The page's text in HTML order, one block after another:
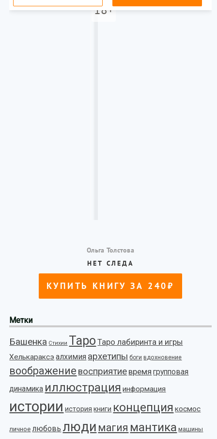
Метки
Башенка Стихии Таро Таро лабиринта и игры
Хелькараксэ алхимия архетипы боги вдохновение
воображение восприятие время групповая
динамика иллюстрация информация
истории история книги концепция космос
личное любовь люди магия мантика машины